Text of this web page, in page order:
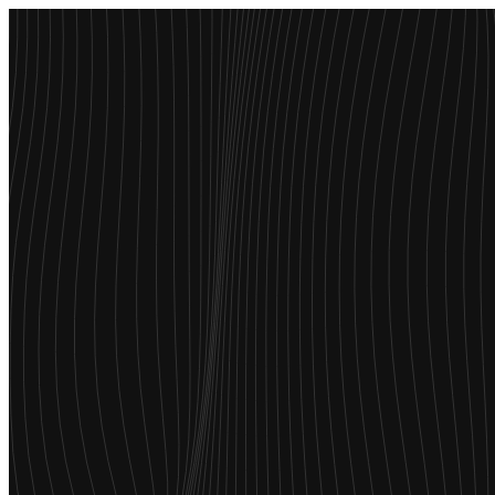
Over ons
Professionals
Menu
Over ons
IT Professionals
Opdrachtgevers
Diensten
Vacatures